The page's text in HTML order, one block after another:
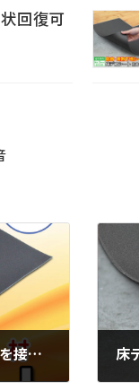
回復可
床デコシートとクッションフロアーを接着剤で貼ることは可能ですか？